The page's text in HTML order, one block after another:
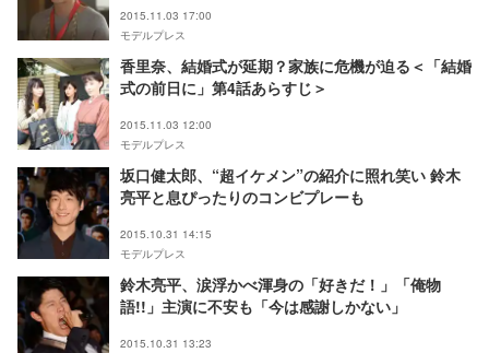
2015.11.03 17:00
モデルプレス
香里奈、結婚式が延期？家族に危機が迫る＜「結婚
式の前日に」第4話あらすじ＞
2015.11.03 12:00
モデルプレス
坂口健太郎、“超イケメン”の紹介に照れ笑い 鈴木
亮平と息ぴったりのコンビプレーも
2015.10.31 14:15
モデルプレス
鈴木亮平、涙浮かべ渾身の「好きだ！」「俺物
語!!」主演に不安も「今は感謝しかない」
2015.10.31 13:23